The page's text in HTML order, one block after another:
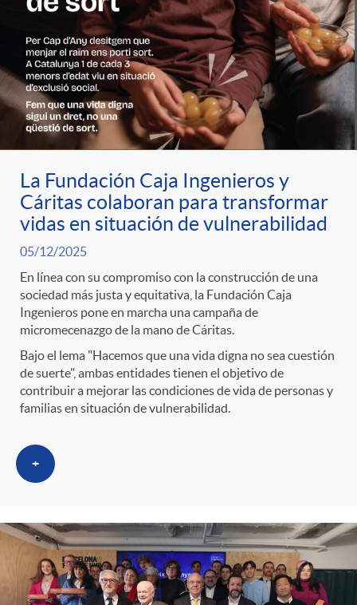
La Fundación Caja Ingenieros y
Cáritas colaboran para transformar
vidas en situación de vulnerabilidad
05/12/2025
En línea con su compromiso con la construcción de una
sociedad más justa y equitativa, la Fundación Caja
Ingenieros pone en marcha una campaña de
micromecenazgo de la mano de Cáritas.
Bajo el lema "Hacemos que una vida digna no sea cuestión
de suerte", ambas entidades tienen el objetivo de
contribuir a mejorar las condiciones de vida de personas y
familias en situación de vulnerabilidad.
+